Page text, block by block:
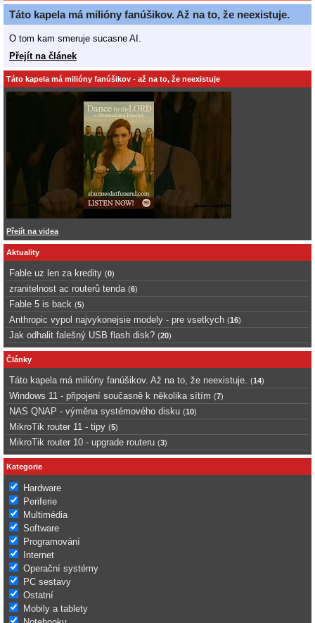
Táto kapela má milióny fanúšikov. Až na to, že neexistuje.
O tom kam smeruje sucasne AI.
Přejít na článek
Táto kapela má milióny fanúšikov - až na to, že neexistuje
Přejít na videa
Aktuality
Fable uz len za kredity (0)
zranitelnost ac routerů tenda (6)
Fable 5 is back (5)
Anthropic vypol najvykonejsie modely - pre vsetkych (16)
Jak odhalit falešný USB flash disk? (20)
Články
Táto kapela má milióny fanúšikov. Až na to, že neexistuje. (14)
Windows 11 - připojení současně k několika sítím (7)
NAS QNAP - výměna systémového disku (10)
MikroTik router 11 - tipy (5)
MikroTik router 10 - upgrade routeru (3)
Kategorie
Hardware
Periferie
Multimédia
Software
Programování
Internet
Operační systémy
PC sestavy
Ostatní
Mobily a tablety